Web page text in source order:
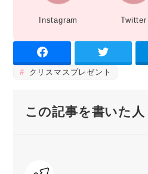
Instagram Twitter
クリスマスプレゼント
この記事を書いた人